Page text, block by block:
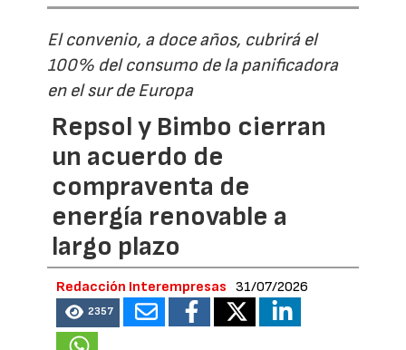
El convenio, a doce años, cubrirá el
100% del consumo de la panificadora
en el sur de Europa
Repsol y Bimbo cierran
un acuerdo de
compraventa de
energía renovable a
largo plazo
Redacción Interempresas 31/07/2026
2357